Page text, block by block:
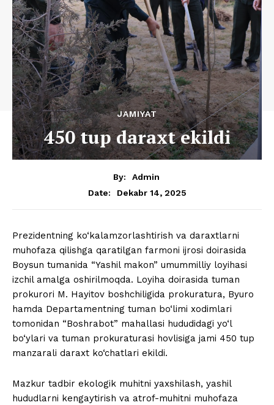
JAMIYAT
450 tup daraxt ekildi
By:
Admin
Date:
Dekabr 14, 2025
Prezidentning ko‘kalamzorlashtirish va daraxtlarni
muhofaza qilishga qaratilgan farmoni ijrosi doirasida
Boysun tumanida “Yashil makon” umummilliy loyihasi
izchil amalga oshirilmoqda. Loyiha doirasida tuman
prokurori M. Hayitov boshchiligida prokuratura, Byuro
hamda Departamentning tuman bo‘limi xodimlari
tomonidan “Boshrabot” mahallasi hududidagi yo‘l
bo‘ylari va tuman prokuraturasi hovlisiga jami 450 tup
manzarali daraxt ko‘chatlari ekildi.
Mazkur tadbir ekologik muhitni yaxshilash, yashil
hududlarni kengaytirish va atrof-muhitni muhofaza